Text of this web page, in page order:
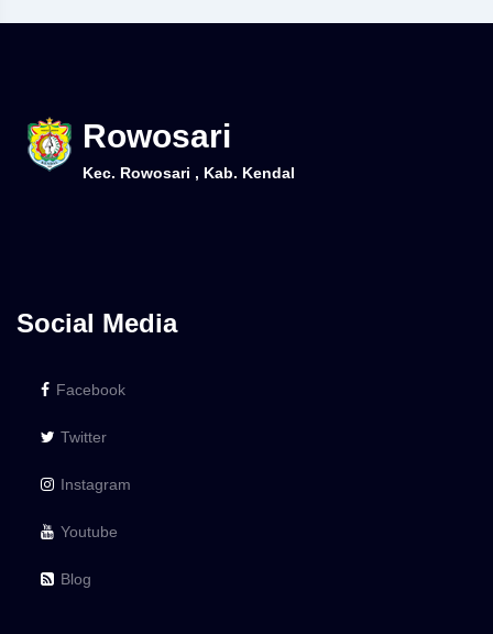
Rowosari
Kec. Rowosari , Kab. Kendal
Social Media
Facebook
Twitter
Instagram
Youtube
Blog